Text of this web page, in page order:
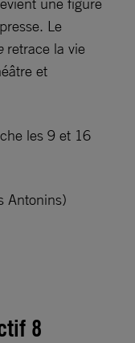
Le
retrace la vie
et
les 9 et 16
Antonins)
8